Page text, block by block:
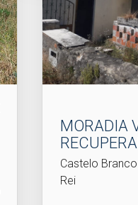
MORADIA
Castelo
Rei